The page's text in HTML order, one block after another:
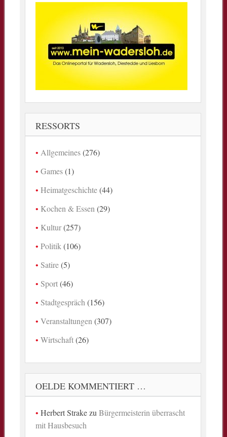
RESSORTS
Allgemeines(276)
Games(1)
Heimatgeschichte(44)
Kochen & Essen (29)
Kultur(257)
Politik (106)
Satire(5)
Sport(46)
Stadtgespräch (156)
Veranstaltungen (307)
Wirtschaft(26)
OELDE KOMMENTIERT …
Herbert StrakezuBürgermeisterin überrascht
mit Hausbesuch